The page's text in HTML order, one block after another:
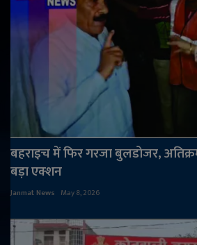
बहराइच में फिर गरजा बुलडोजर,
बड़ा एक्शन
Janmat News May 8, 2026